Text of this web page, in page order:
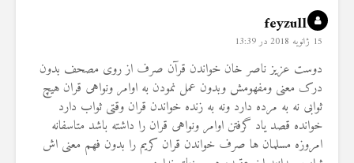
feyzullah
15 ژانویه 2018 در 13:39
دوست عزیز ناصر خان خواندن قرآن صرف از روی مصحف بدون
درک معنی ومفهومش وبدون عمل نمودن به اوامر ونواهی قران هیچ
ثوابی نه به مرده دارد ونه به زنده خواندن قران وقتی ثواب دارد
خوانده قصد یاد گرفتن اوامر ونواهی قران را داشته باشد متاسفانه
امروزه مسلمان ها صرف خواندن قران کریم را بدون فهم معنی اش